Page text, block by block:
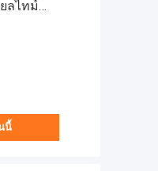
ลไทม์
Test
นี้